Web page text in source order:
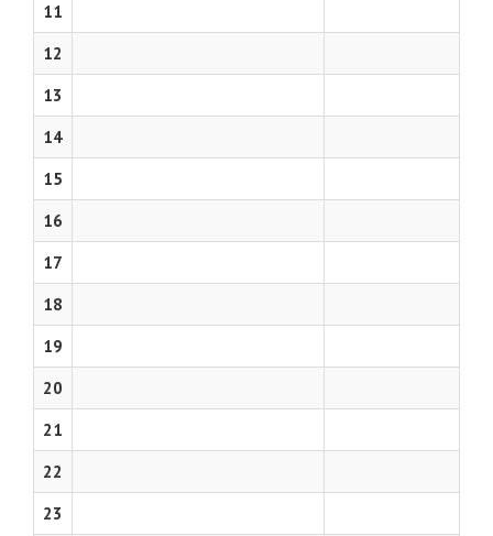
11
12
13
14
15
16
17
18
19
20
21
22
23